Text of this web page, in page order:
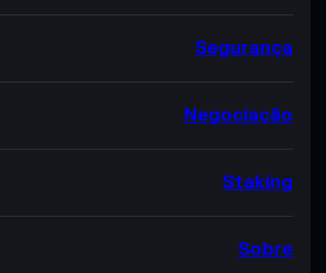
Segurança
Negociação
Staking
Sobre